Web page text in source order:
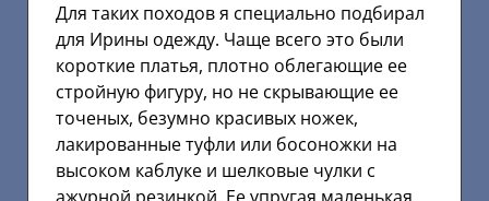
Для таких походов я специально подбирал
для Ирины одежду. Чаще всего это были
короткие платья, плотно облегающие ее
стройную фигуру, но не скрывающие ее
точеных, безумно красивых ножек,
лакированные туфли или босоножки на
высоком каблуке и шелковые чулки с